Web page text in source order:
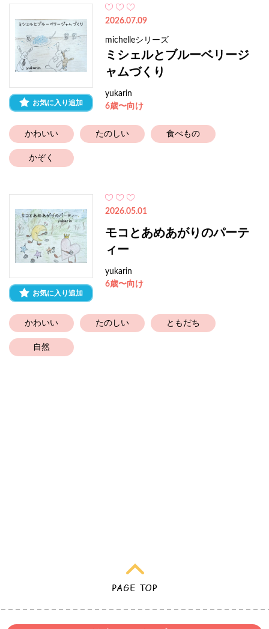
お気に入り追加
2026.07.09
michelleシリーズ
ミシェルとブルーベリージ
ャムづくり
yukarin
6歳〜向け
かわいい たのしい 食べもの
かぞく
お気に入り追加
2026.05.01
モコとあめあがりのパーテ
ィー
yukarin
6歳〜向け
かわいい たのしい ともだち
自然